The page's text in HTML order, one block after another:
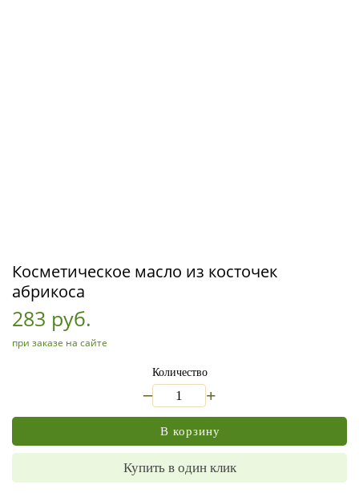
Косметическое масло из косточек
абрикоса
283 руб.
при заказе на сайте
Количество
+
В корзину
Купить в один клик